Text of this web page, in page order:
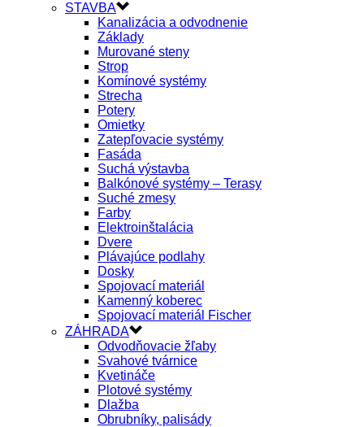
STAVBA
Kanalizácia a odvodnenie
Základy
Murované steny
Strop
Komínové systémy
Strecha
Potery
Omietky
Zatepľovacie systémy
Fasáda
Suchá výstavba
Balkónové systémy – Terasy
Suché zmesy
Farby
Elektroinštalácia
Dvere
Plávajúce podlahy
Dosky
Spojovací materiál
Kamenný koberec
Spojovací materiál Fischer
ZÁHRADA
Odvodňovacie žľaby
Svahové tvárnice
Kvetináče
Plotové systémy
Dlažba
Obrubníky, palisády